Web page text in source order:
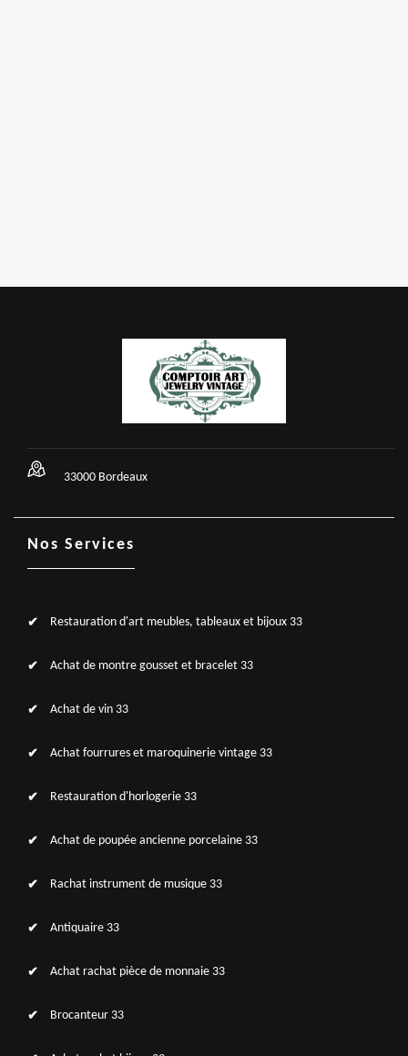
33000 Bordeaux
Nos Services
Restauration d'art meubles, tableaux et bijoux 33
Achat de montre gousset et bracelet 33
Achat de vin 33
Achat fourrures et maroquinerie vintage 33
Restauration d'horlogerie 33
Achat de poupée ancienne porcelaine 33
Rachat instrument de musique 33
Antiquaire 33
Achat rachat pièce de monnaie 33
Brocanteur 33